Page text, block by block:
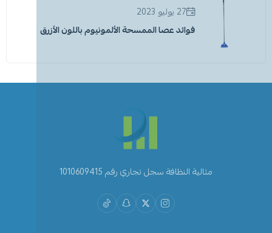
27 يوليو 2023
فوائد عصا الممسحة الألمونيوم باللون الأزرق
مثالية النظافة سجل تجاري رقم 1010609415